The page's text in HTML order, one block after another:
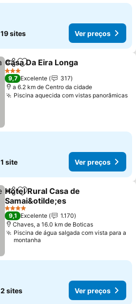
19 sites Ver preços
PartilharAdicionar aos favoritos
Casa Da Eira Longa
3 Estrelas
9,7 Excelente
317
a 6.2 km de Centro da cidade
Piscina aquecida com vistas panorâmicas
1 site Ver preços
PartilharAdicionar aos favoritos
Hotel Rural Casa de
Samai&otilde;es
4 Estrelas
9,1 Excelente
1.170
Chaves, a 16.0 km de Boticas
Piscina de água salgada com vista para a
montanha
2 sites Ver preços